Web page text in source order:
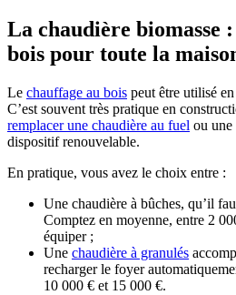
La chaudière biomasse
bois pour toute la
Le chauffage au bois peut être utilisé
C’est souvent très pratique en
remplacer une chaudière au fuel ou une
dispositif renouvelable.
En pratique, vous avez le choix entre :
Une chaudière à bûches, qu’il
Comptez en moyenne, entre 2
équiper ;
Une chaudière à granulés
recharger le foyer
10 000 € et 15 000 €.